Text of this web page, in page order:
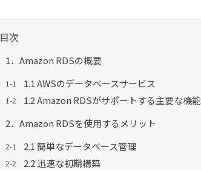
目次
1．Amazon RDSの概要
1.1 AWSのデータベースサービス
1.2 Amazon RDSがサポートする主要な機能
2．Amazon RDSを使用するメリット
2.1 簡単なデータベース管理
2.2 迅速な初期構築